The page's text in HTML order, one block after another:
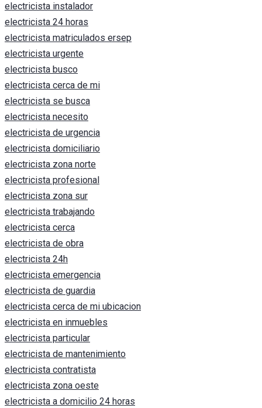
electricista instalador
electricista 24 horas
electricista matriculados ersep
electricista urgente
electricista busco
electricista cerca de mi
electricista se busca
electricista necesito
electricista de urgencia
electricista domiciliario
electricista zona norte
electricista profesional
electricista zona sur
electricista trabajando
electricista cerca
electricista de obra
electricista 24h
electricista emergencia
electricista de guardia
electricista cerca de mi ubicacion
electricista en inmuebles
electricista particular
electricista de mantenimiento
electricista contratista
electricista zona oeste
electricista a domicilio 24 horas